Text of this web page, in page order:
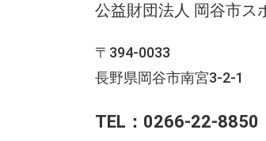
公益財団法人 岡谷市ス
〒394-0033
長野県岡谷市南宮3-2-1
TEL：0266-22-8850